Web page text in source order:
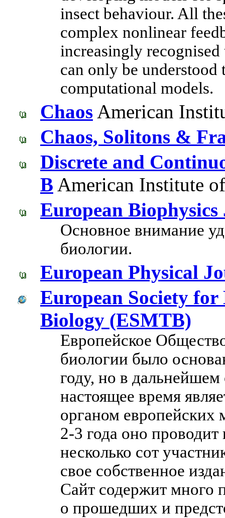
insect behaviour. All
complex nonlinear
increasingly
can only be
computational models.
Chaos American
Chaos, Solitons &
Discrete and
B American Institute
European
Основное внимание
биологии.
European Physical
European Society
Biology (ESMTB)
Европейское
биологии было
году, но в
настоящее время
органом европейских
2-3 года оно
несколько сот
свое собственное
Сайт содержит много
о прошедших и